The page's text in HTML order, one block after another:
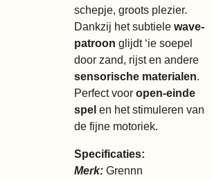
schepje, groots plezier.
Dankzij het subtiele wave-
patroon glijdt ‘ie soepel
door zand, rijst en andere
sensorische materialen.
Perfect voor open-einde
spel en het stimuleren van
de fijne motoriek.
Specificaties:
Merk: Grennn